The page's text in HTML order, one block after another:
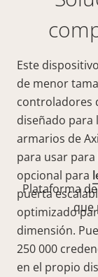
Este
de menor
controladores
diseñado para
armarios de
para usar para
opcional para
puerta
optimizado
dimensión.
250 000
en el propio
Plataforma
que